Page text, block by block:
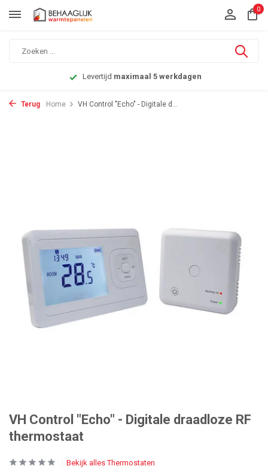
0
Levertijd maximaal 5 werkdagen
Terug Home VH Control "Echo" - Digitale d...
VH Control "Echo" - Digitale draadloze RF
thermostaat
Bekijk alles Thermostaten